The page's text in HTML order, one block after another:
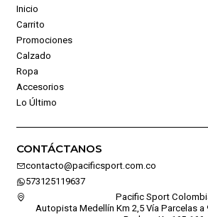
Inicio
Carrito
Promociones
Calzado
Ropa
Accesorios
Lo Último
CONTÁCTANOS
contacto@pacificsport.com.co
573125119637
Pacific Sport
Autopista Medellín Km 2,5 Vía Parcelas a